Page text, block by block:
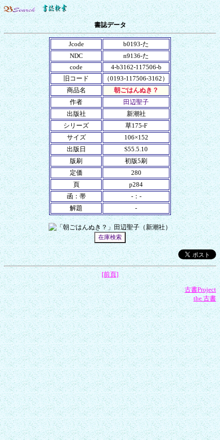
書誌データ
Jcode
b0193-た
NDC
n9136-た
code
4-b3162-117506-b
旧コード
（0193-117506-3162）
商品名
朝ごはんぬき？
作者
田辺聖子
出版社
新潮社
シリーズ
草175-F
サイズ
106×152
出版日
S55.5.10
版刷
初版5刷
定価
280
頁
p284
函：帯
-：-
解題
-
[前頁]
古書Project
the 古書